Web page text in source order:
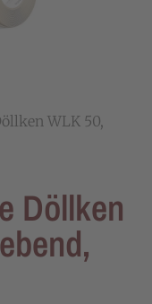
WLK 50,
Döllken